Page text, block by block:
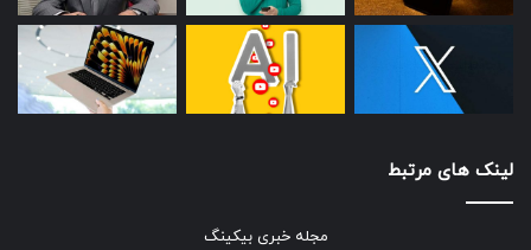
لینک های مرتبط
مجله خبری بیکینگ